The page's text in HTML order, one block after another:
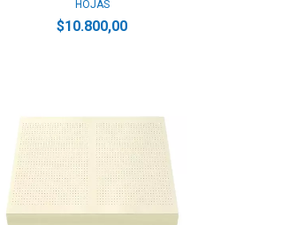
HOJAS
$10.800,00